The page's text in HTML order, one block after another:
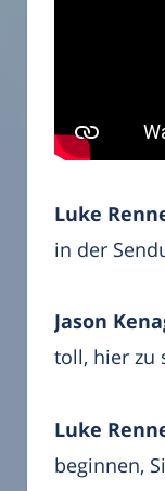
Luke
in der
Jason
toll, hier zu
Luke
beginnen,